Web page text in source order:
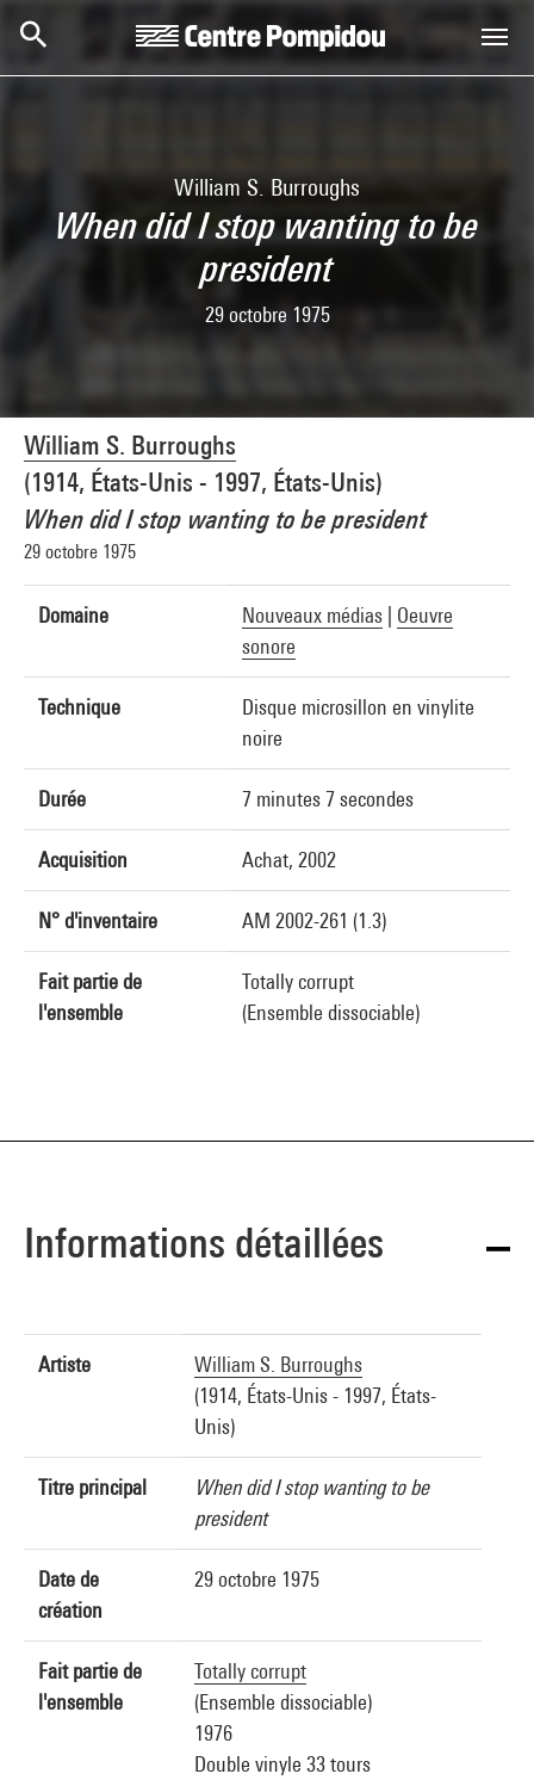
William S. Burroughs
When did I stop wanting to be
president
29 octobre 1975
William S. Burroughs
(1914, États-Unis - 1997, États-Unis)
When did I stop wanting to be president
29 octobre 1975
Domaine Nouveaux médias
Oeuvre
sonore
Technique
Disque microsillon en vinylite
noire
Durée 7 minutes 7 secondes
Acquisition Achat, 2002
N° d'inventaire AM 2002-261 (1.3)
Fait partie de
l'ensemble
Totally corrupt
(Ensemble dissociable)
Informations détaillées
Artiste
William S. Burroughs
(1914, États-Unis - 1997, États-
Unis)
Titre principal
When did I stop wanting to be
president
Date de
création
29 octobre 1975
Fait partie de
l'ensemble
Totally corrupt
(Ensemble dissociable)
1976
Double vinyle 33 tours